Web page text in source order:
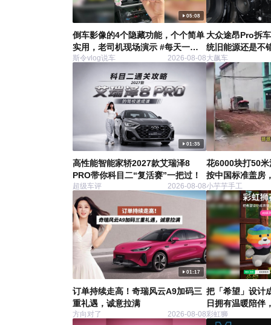
05:08
倒车影像的4个隐藏功能，个个简单
实用，老司机现场演示 #每天一个
汽车用车知识 #开车小技巧
斯令vlog说车 2026-08-08
大众途昂Pro拆
统旧能源还是不
大飙车
01:35
高性能智能家轿2027款艾瑞泽8
PRO带你科目二“复活赛”一把过！
超级车评 2026-08-08
花6000块打50
按中国标准盖房
小芋芋手工
01:17
订单持续走高！奇瑞风云A9加码三
重礼遇，诚意拉满
方向对了 2026-08-08
把「希望」设计
日拥有温暖陪伴
系列表情包上线
彩虹狮